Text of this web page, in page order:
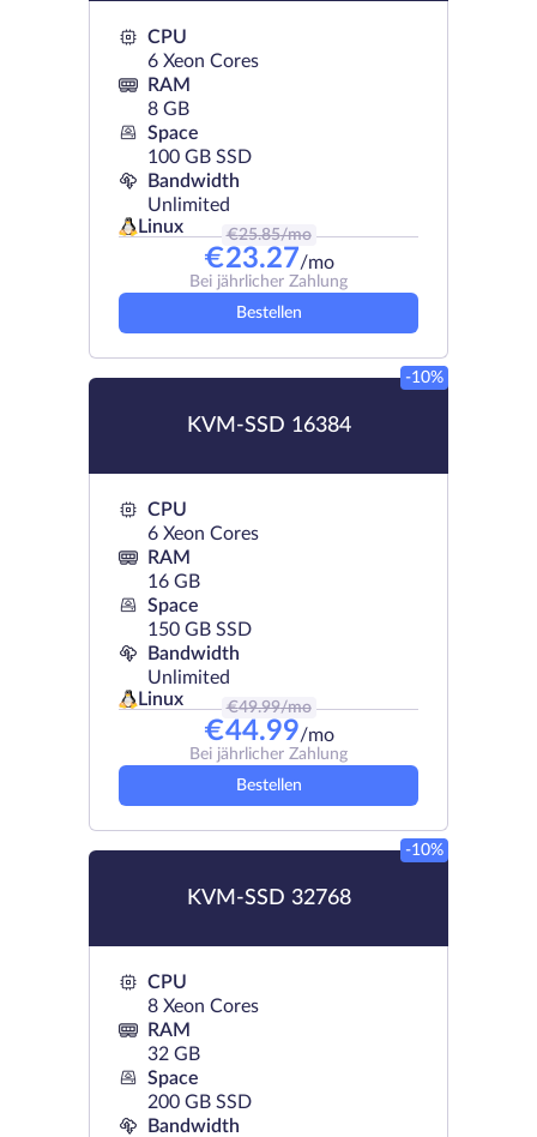
CPU
6 Xeon Cores
RAM
8 GB
Space
100 GB SSD
Bandwidth
Unlimited
Linux
€25.85/mo
€23.27/mo
Bei jährlicher Zahlung
Bestellen
KVM-SSD 16384
-10%
CPU
6 Xeon Cores
RAM
16 GB
Space
150 GB SSD
Bandwidth
Unlimited
Linux
€49.99/mo
€44.99/mo
Bei jährlicher Zahlung
Bestellen
KVM-SSD 32768
-10%
CPU
8 Xeon Cores
RAM
32 GB
Space
200 GB SSD
Bandwidth